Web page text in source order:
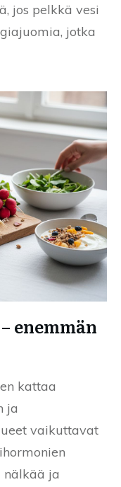
jos pelkkä vesi
jotka
enemmän
kattaa
ja
vaikuttavat
nälkää ja